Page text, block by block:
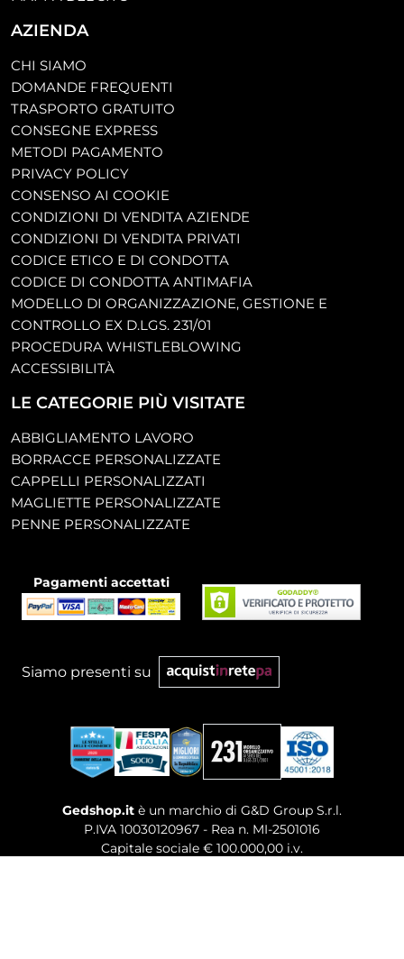
AZIENDA
CHI SIAMO
DOMANDE FREQUENTI
TRASPORTO GRATUITO
CONSEGNE EXPRESS
METODI PAGAMENTO
PRIVACY POLICY
CONSENSO AI COOKIE
CONDIZIONI DI VENDITA AZIENDE
CONDIZIONI DI VENDITA PRIVATI
CODICE ETICO E DI CONDOTTA
CODICE DI CONDOTTA ANTIMAFIA
MODELLO DI ORGANIZZAZIONE, GESTIONE E
CONTROLLO EX D.LGS. 231/01
PROCEDURA WHISTLEBLOWING
ACCESSIBILITÀ
LE CATEGORIE PIÙ VISITATE
ABBIGLIAMENTO LAVORO
BORRACCE PERSONALIZZATE
CAPPELLI PERSONALIZZATI
MAGLIETTE PERSONALIZZATE
PENNE PERSONALIZZATE
Pagamenti accettati
Siamo presenti su
Gedshop.it è un marchio di G&D Group S.r.l.
P.IVA 10030120967 - Rea n. MI-2501016
Capitale sociale € 100.000,00 i.v.